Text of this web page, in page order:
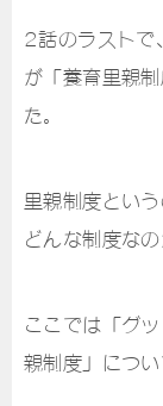
2話のラストで
が「養育里親
た。
里親制度とい
どんな制度な
ここでは「グ
親制度」につ